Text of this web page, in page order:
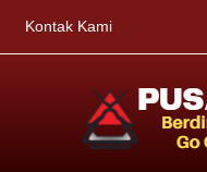
Kontak Kami